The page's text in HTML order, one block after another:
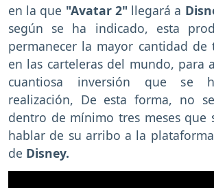
en la que "Avatar 2" llegará a
según se ha indicado, esta
permanecer la mayor cantidad de
en las carteleras del mundo, para
cuantiosa inversión que se
realización, De esta forma, no
dentro de mínimo tres meses que
hablar de su arribo a la
de Disney.